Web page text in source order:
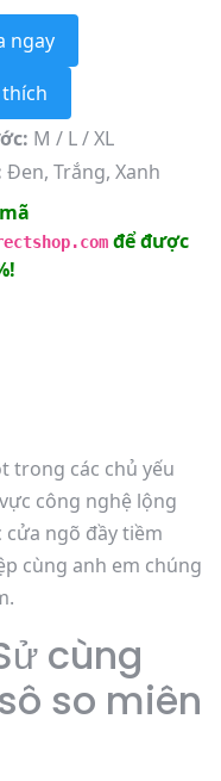
ngay
thích
M / L / XL
Đen, Trắng, Xanh
để được
trong các chủ yếu
công nghệ lộng
cửa ngõ đầy tiềm
cùng anh em chúng
cùng
so miên